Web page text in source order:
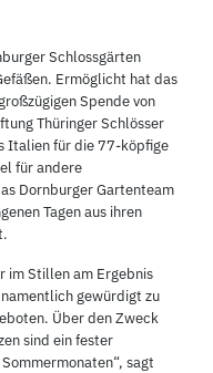
Schlossgärten
Ermöglicht hat das
Spende von
Thüringer Schlösser
Italien für die 77-köpfige
für andere
Dornburger Gartenteam
Tagen aus ihren
im Stillen am Ergebnis
gewürdigt zu
Über den Zweck
sind ein fester
sagt